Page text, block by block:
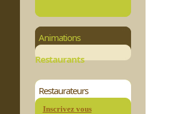
Animations
Restaurants
Restaurateurs
Inscrivez vous